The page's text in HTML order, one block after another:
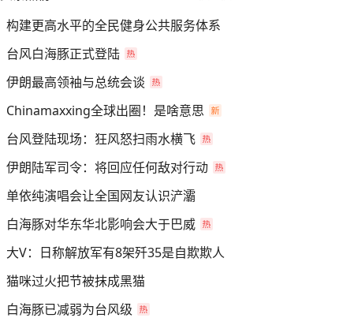
构建更高水平的全民健身公共服务体系
台风白海豚正式登陆
伊朗最高领袖与总统会谈
Chinamaxxing全球出圈！是啥意思
台风登陆现场：狂风怒扫雨水横飞
伊朗陆军司令：将回应任何敌对行动
单依纯演唱会让全国网友认识浐灞
白海豚对华东华北影响会大于巴威
大V：日称解放军有8架歼35是自欺欺人
猫咪过火把节被抹成黑猫
白海豚已减弱为台风级